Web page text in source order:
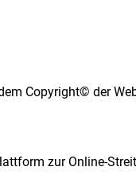
Copyright© der
zur Online-